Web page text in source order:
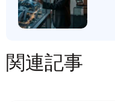
関連記事